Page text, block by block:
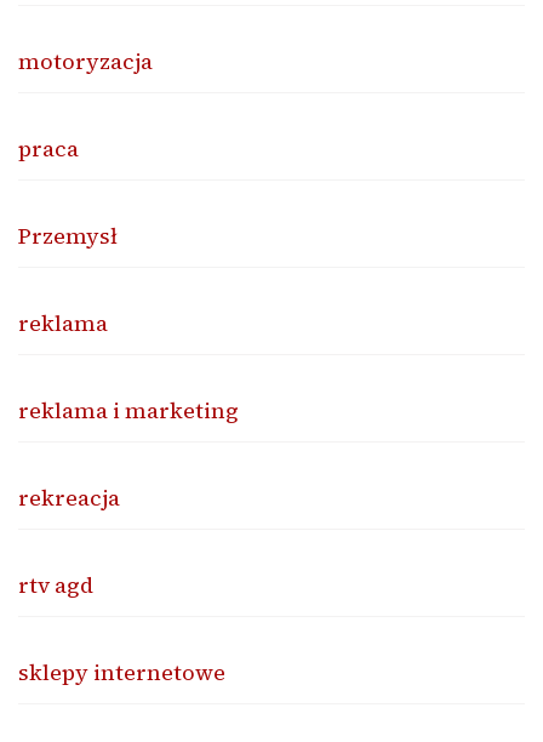
motoryzacja
praca
Przemysł
reklama
reklama i marketing
rekreacja
rtv agd
sklepy internetowe